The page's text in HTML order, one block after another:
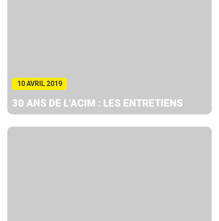
10 AVRIL 2019
30 ANS DE L'ACIM : LES ENTRETIENS